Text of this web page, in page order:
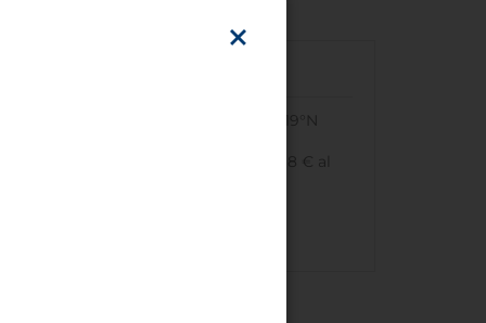
53.569019°N
interno alla proprietà, 18 € al